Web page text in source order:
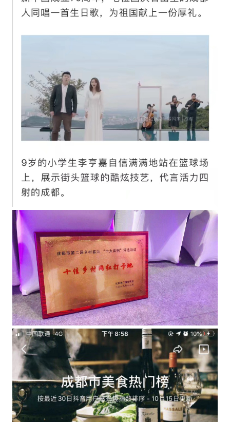
4.低成本营销的秘密；